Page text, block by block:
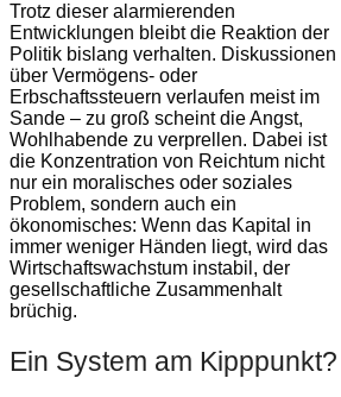
Trotz dieser alarmierenden
Entwicklungen bleibt die Reaktion der
Politik bislang verhalten. Diskussionen
über Vermögens- oder
Erbschaftssteuern verlaufen meist im
Sande – zu groß scheint die Angst,
Wohlhabende zu verprellen. Dabei ist
die Konzentration von Reichtum nicht
nur ein moralisches oder soziales
Problem, sondern auch ein
ökonomisches: Wenn das Kapital in
immer weniger Händen liegt, wird das
Wirtschaftswachstum instabil, der
gesellschaftliche Zusammenhalt
brüchig.
Ein System am Kipppunkt?